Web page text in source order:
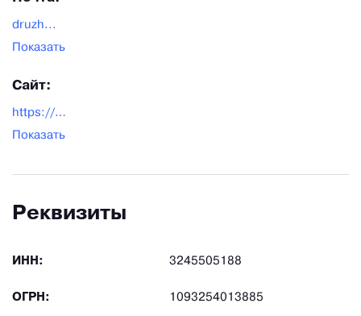
druzh...
Показать
Сайт:
https://druzhba2.ru/
Показать
Реквизиты
ИНН: 3245505188
ОГРН: 1093254013885